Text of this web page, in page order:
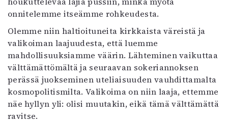
onnitelemme itseämme rohkeudesta.
Olemme niin haltioituneita kirkkaista väreistä ja
valikoiman laajuudesta, että luemme
mahdollisuuksiamme väärin. Lähteminen vaikuttaa
välttämättömältä ja seuraavan sokeriannoksen
perässä juokseminen uteliaisuuden vauhdittamalta
kosmopolitismilta. Valikoima on niin laaja, ettemme
näe hyllyn yli: olisi muutakin, eikä tämä välttämättä
ravitse.